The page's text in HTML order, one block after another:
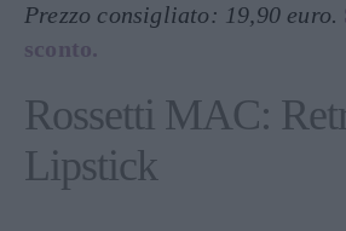
Prezzo consigliato: 19,90 euro.
sconto.
Rossetti MAC:
Lipstick